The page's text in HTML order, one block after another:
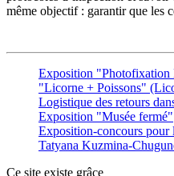
même objectif : garantir que les
Exposition "Photofixation
"Licorne + Poissons"
Logistique des retours
Exposition "Musée fermé"
Exposition-concours pour
Tatyana Kuzmina-
Ce site existe grâce